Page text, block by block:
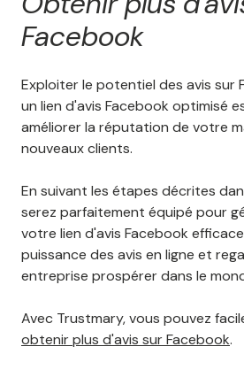
Facebook
Exploiter le potentiel des avis sur
un lien d'avis Facebook optimisé
améliorer la réputation de votre
nouveaux clients.
En suivant les étapes décrites
serez parfaitement équipé pour
votre lien d'avis Facebook
puissance des avis en ligne et
entreprise prospérer dans le
Avec Trustmary, vous pouvez
obtenir plus d'avis sur Facebook.